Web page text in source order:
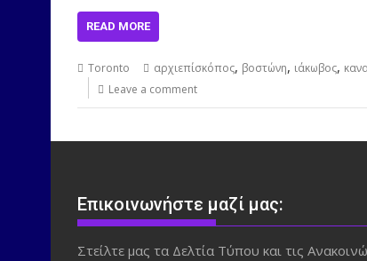
READ MORE
Toronto αρχιεπίσκόπος, βοστώνη, ιάκωβος,
Leave a comment
Επικοινωνήστε μαζί μας:
Στείλτε μας τα Δελτία Τύπου και τις